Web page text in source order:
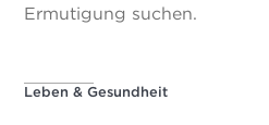
Ermutigung suchen.
Leben & Gesundheit